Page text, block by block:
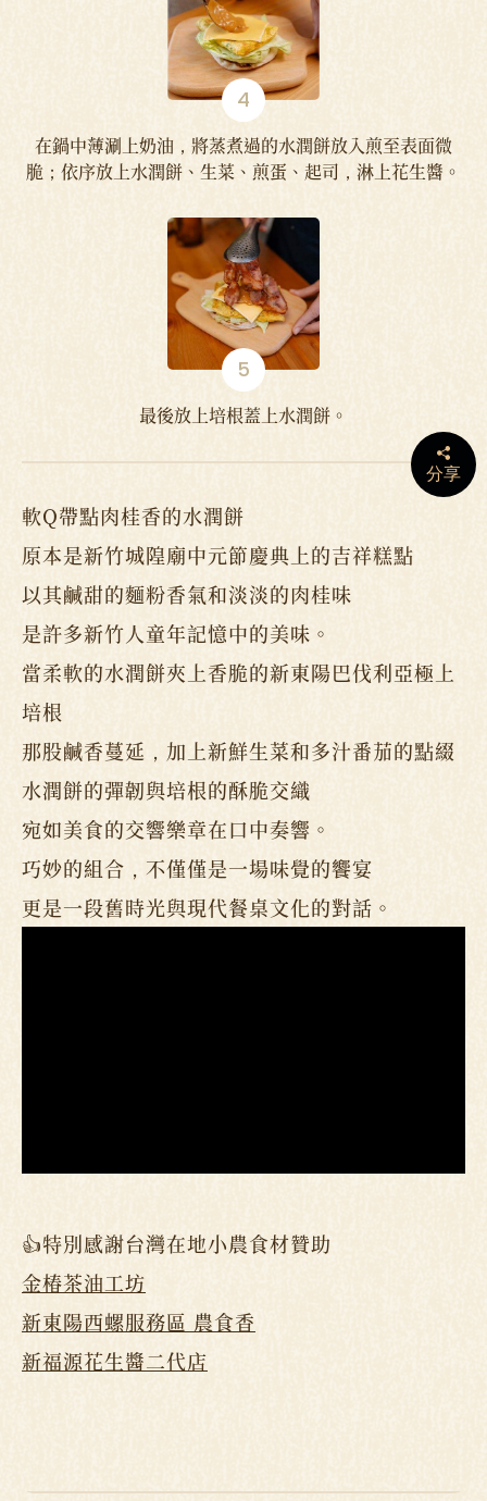
分享
在鍋中薄涮上奶油，將蒸煮過的水潤餅放入煎至表面微
脆；依序放上水潤餅、生菜、煎蛋、起司，淋上花生醬。
最後放上培根蓋上水潤餅。
軟Q帶點肉桂香的水潤餅
原本是新竹城隍廟中元節慶典上的吉祥糕點
以其鹹甜的麵粉香氣和淡淡的肉桂味
是許多新竹人童年記憶中的美味。
當柔軟的水潤餅夾上香脆的新東陽巴伐利亞極上
培根
那股鹹香蔓延，加上新鮮生菜和多汁番茄的點綴
水潤餅的彈韌與培根的酥脆交織
宛如美食的交響樂章在口中奏響。
巧妙的組合，不僅僅是一場味覺的饗宴
更是一段舊時光與現代餐桌文化的對話。
👍特別感謝台灣在地小農食材贊助
金椿茶油工坊
新東陽西螺服務區 農食香
新福源花生醬二代店